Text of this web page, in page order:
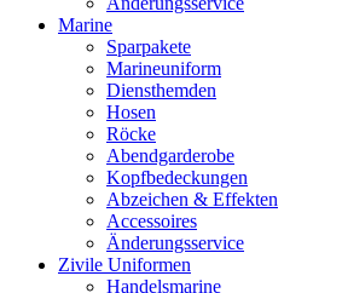
Marine
Sparpakete
Marineuniform
Diensthemden
Hosen
Röcke
Abendgarderobe
Kopfbedeckungen
Abzeichen & Effekten
Accessoires
Änderungsservice
Zivile Uniformen
Handelsmarine